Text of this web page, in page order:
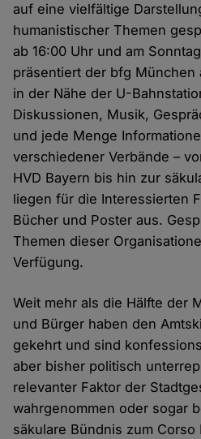
auf eine vielfältige
humanistischer Themen
ab 16:00 Uhr und am
präsentiert der bfg München
in der Nähe der U-
Diskussionen, Musik,
und jede Menge
verschiedener Verbände –
HVD Bayern bis hin zur
liegen für die Interessierten
Bücher und Poster aus.
Themen dieser
Verfügung.
Weit mehr als die Hälfte der
und Bürger haben den
gekehrt und sind
aber bisher politisch
relevanter Faktor der
wahrgenommen oder sogar
säkulare Bündnis zum